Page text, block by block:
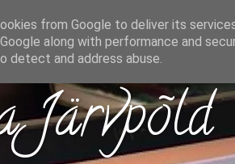
Järvpõld
from Google to deliver its
along with performance and
detect and address abuse.